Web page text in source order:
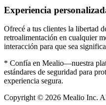
Experiencia
Ofrecé a tus clientes la libertad
retroalimentación en cualquier
interacción para que sea
* Confía en Mealio—nuestra
estándares de seguridad para
experiencia segura.
Copyright © 2026 Mealio Inc.